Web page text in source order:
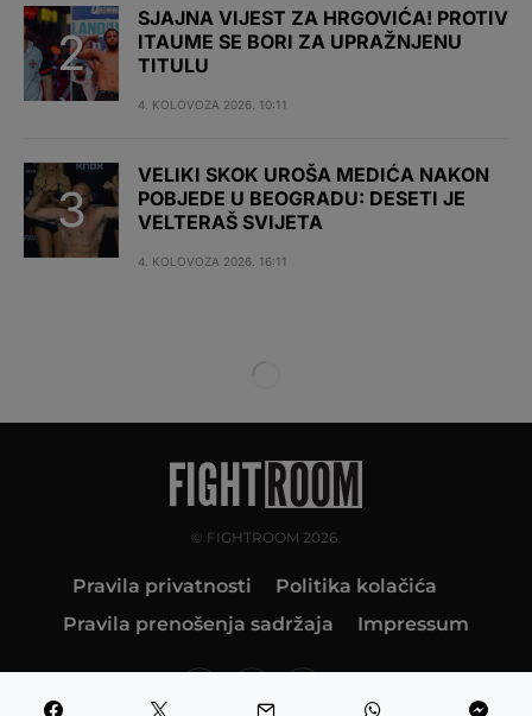
SJAJNA VIJEST ZA HRGOVIĆA! PROTIV
ITAUME SE BORI ZA UPRAŽNJENU
TITULU
4. KOLOVOZA 2026. 10:11
VELIKI SKOK UROŠA MEDIĆA NAKON
POBJEDE U BEOGRADU: DESETI JE
VELTERAŠ SVIJETA
4. KOLOVOZA 2026. 16:11
© FIGHTROOM 2026.
Pravila privatnosti
Politika kolačića
Pravila prenošenja sadržaja
Impressum